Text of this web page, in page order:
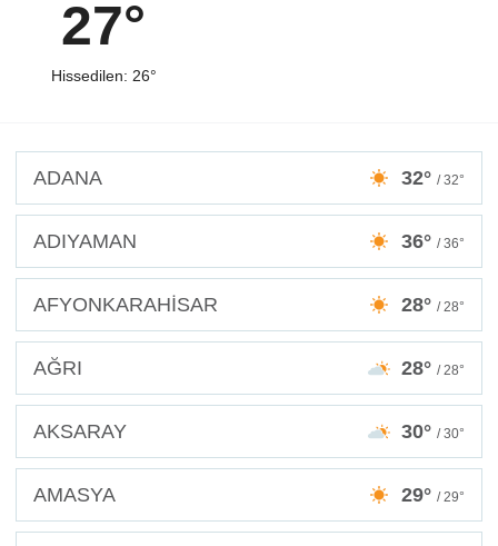
27°
Hissedilen: 26°
ADANA 32° / 32°
ADIYAMAN 36° / 36°
AFYONKARAHİSAR 28° / 28°
AĞRI 28° / 28°
AKSARAY 30° / 30°
AMASYA 29° / 29°